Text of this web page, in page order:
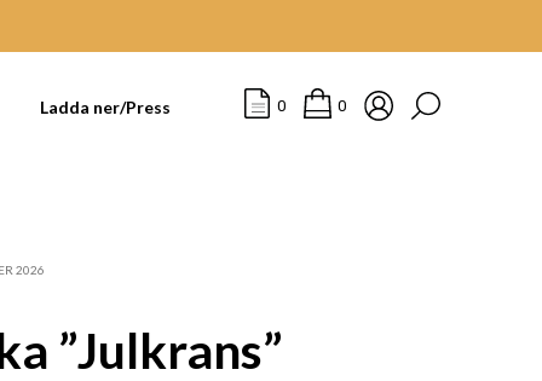
Ladda ner/Press 0 0
2026
”Julkrans”